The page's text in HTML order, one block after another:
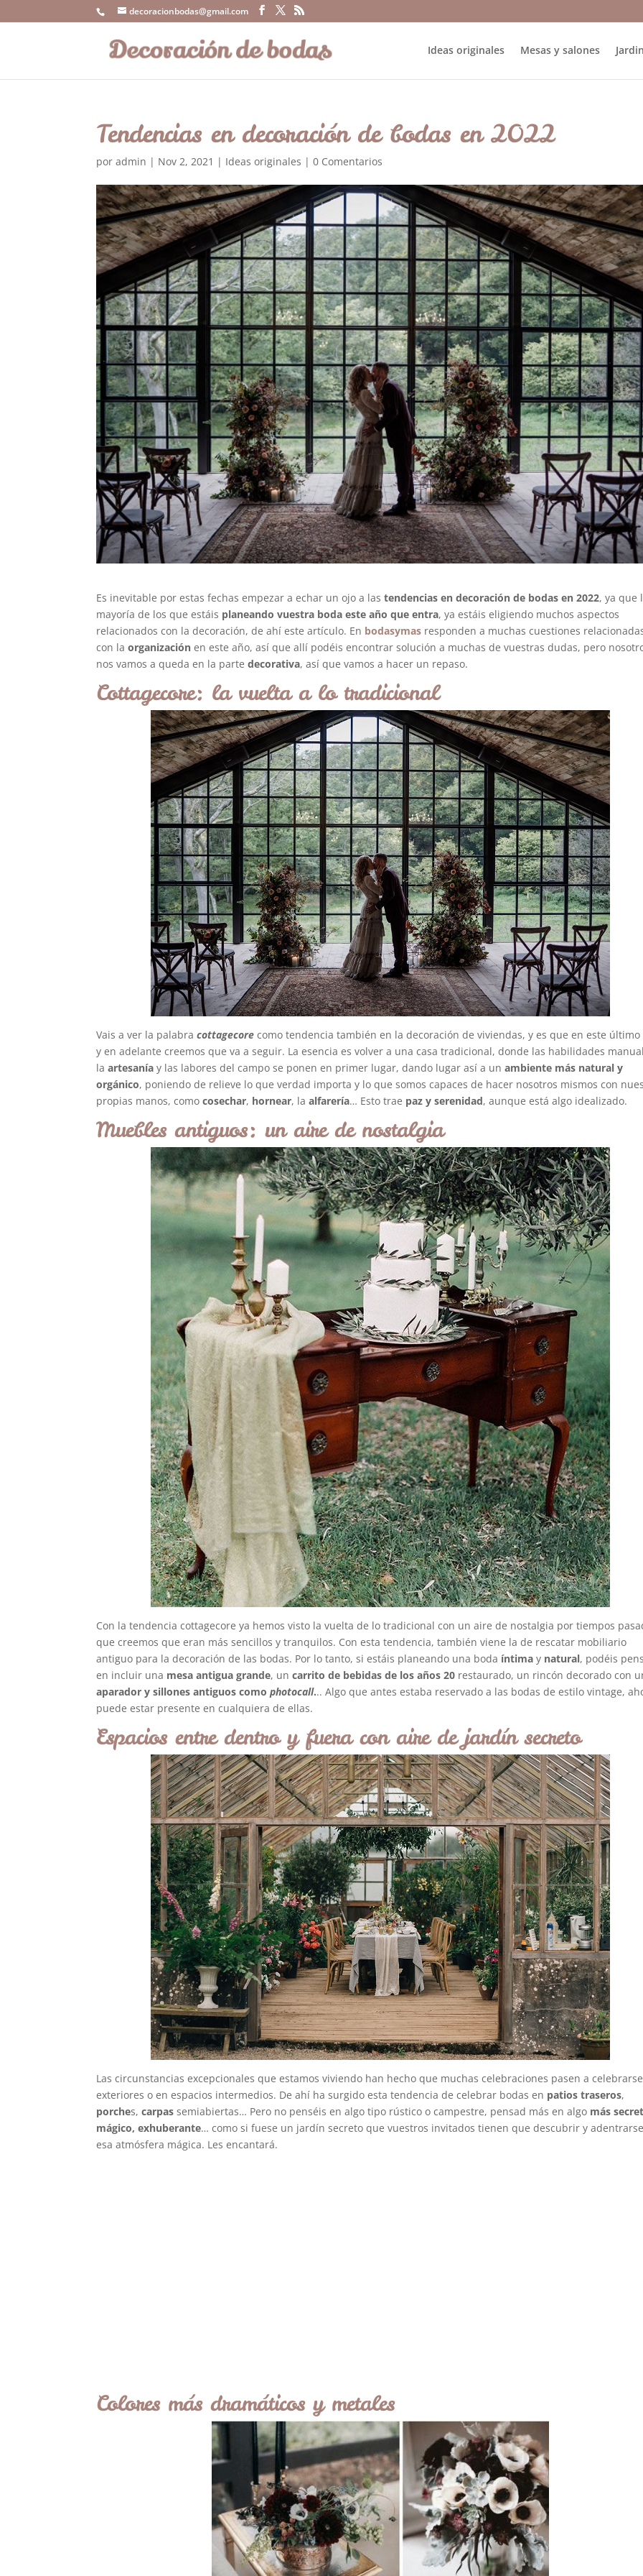
decoracionbodas@gmail.com
Ideas originales Mesas y salones
Tendencias en decoración de bodas en 2022
poradmin | Nov 2, 2021 | Ideas originales |0 Comentarios
Es inevitable por estas fechas empezar a echar un ojo a lastendencias en decoración de bodas en 2022, ya que
mayoría de los que estáis planeando vuestra boda este año que entra, ya estáis eligiendo muchos aspectos
relacionados con la decoración, de ahí este artículo. En bodasymas responden a muchas cuestiones
con laorganizaciónen este año, así que allí podéis encontrar solución a muchas de vuestras dudas, pero
nos vamos a queda en la partedecorativa, así que vamos a hacer un repaso.
Cottagecore: la vuelta a lo tradicional
Vais a ver la palabracottagecore como tendencia también en la decoración de viviendas, y es que en este último
y en adelante creemos que va a seguir. La esencia es volver a una casa tradicional, donde las habilidades
laartesanía y las labores del campo se ponen en primer lugar, dando lugar así a unambiente más natural y
orgánico, poniendo de relieve lo que verdad importa y lo que somos capaces de hacer nosotros mismos con
propias manos, comocosechar, hornear, laalfarería… Esto trae paz y serenidad, aunque está algo idealizado.
Muebles antiguos: un aire de nostalgia
Con la tendencia cottagecore ya hemos visto la vuelta de lo tradicional con un aire de nostalgia por tiempos
que creemos que eran más sencillos y tranquilos. Con esta tendencia, también viene la de rescatar mobiliario
antiguo para la decoración de las bodas. Por lo tanto, si estáis planeando una boda íntima y natural, podéis
en incluir una mesa antigua grande, uncarrito de bebidas de los años 20 restaurado, un rincón decorado con
aparador y sillones antiguos comophotocall... Algo que antes estaba reservado a las bodas de estilo vintage,
puede estar presente en cualquiera de ellas.
Espacios entre dentro y fuera con aire de jardín secreto
Las circunstancias excepcionales que estamos viviendo han hecho que muchas celebraciones pasen a
exteriores o en espacios intermedios. De ahí ha surgido esta tendencia de celebrar bodas en patios traseros,
porches,carpassemiabiertas… Pero no penséis en algo tipo rústico o campestre, pensad más en algo más
mágico, exhuberante… como si fuese un jardín secreto que vuestros invitados tienen que descubrir y
esa atmósfera mágica. Les encantará.
Colores más dramáticos y metales